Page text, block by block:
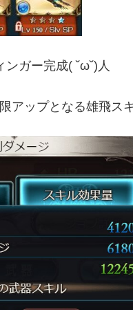
ガー完成( ˘ω˘)人
アップとなる雄飛ス